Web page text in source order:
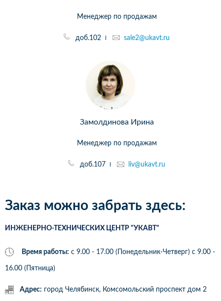
Менеджер по продажам
доб.102 sale2@ukavt.ru
Замолдинова Ирина
Менеджер по продажам
доб.107 liv@ukavt.ru
Заказ можно забрать здесь:
ИНЖЕНЕРНО-ТЕХНИЧЕСКИХ ЦЕНТР "УКАВТ"
Время работы: с 9.00 - 17.00 (Понедельник-Четверг) c 9.00 -
16.00 (Пятница)
Адрес: город Челябинск, Комсомольский проспект дом 2